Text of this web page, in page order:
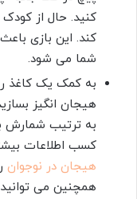
کنید. حال از کودک
کند. این بازی
شما می شود.
به کمک یک کاغذ
هیجان انگیز
به ترتیب شمارش
کسب اطلاعات
هیجان در نوجوان
همچنین می